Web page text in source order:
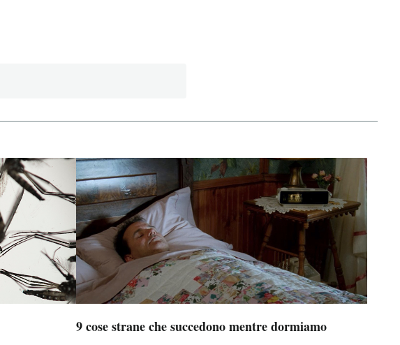
9 cose strane che succedono mentre dormiamo